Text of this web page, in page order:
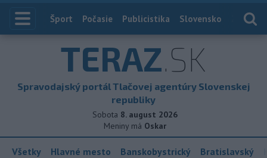
Index
Šport Počasie Publicistika Slovensko
TERAZ.SK
Spravodajský portál Tlačovej agentúry Slovenskej
republiky
Sobota 8. august 2026
Meniny má Oskar
Všetky Hlavné mesto Banskobystrický Bratislavský